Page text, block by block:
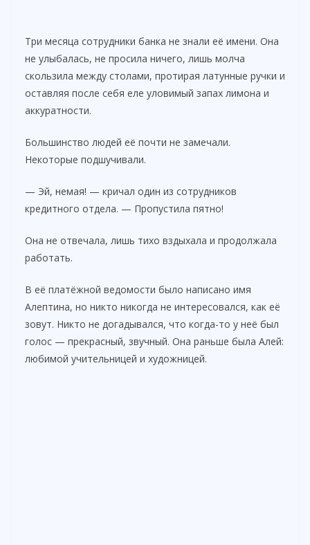
Три месяца сотрудники банка не знали её имени. Она
не улыбалась, не просила ничего, лишь молча
скользила между столами, протирая латунные ручки и
оставляя после себя еле уловимый запах лимона и
аккуратности.
Большинство людей её почти не замечали.
Некоторые подшучивали.
— Эй, немая! — кричал один из сотрудников
кредитного отдела. — Пропустила пятно!
Она не отвечала, лишь тихо вздыхала и продолжала
работать.
В её платёжной ведомости было написано имя
Алептина, но никто никогда не интересовался, как её
зовут. Никто не догадывался, что когда-то у неё был
голос — прекрасный, звучный. Она раньше была Алей:
любимой учительницей и художницей.